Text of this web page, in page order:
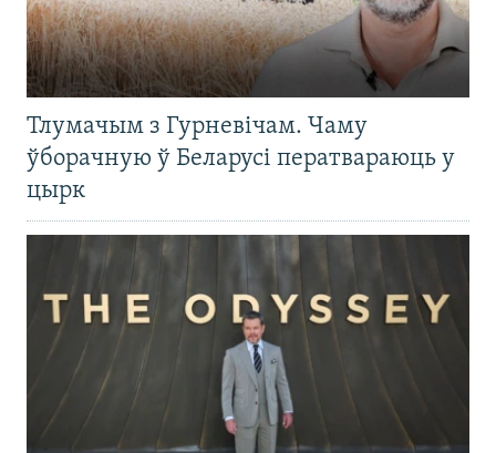
Тлумачым з Гурневічам. Чаму
ўборачную ў Беларусі ператвараюць у
цырк